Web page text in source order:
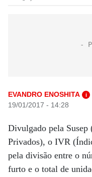
EVANDRO ENOSHITA i
19/01/2017 - 14:28
Divulgado pela Susep
Privados), o IVR
pela divisão entre o
furto e o total de